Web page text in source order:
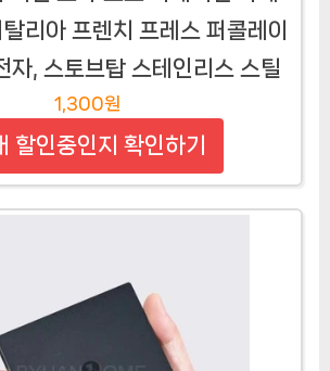
리아 프렌치 프레스 퍼콜레이
자, 스토브탑 스테인리스 스틸
1,300원
할인중인지 확인하기